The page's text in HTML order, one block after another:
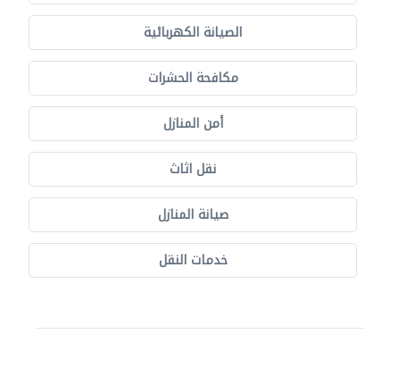
الصيانة الكهربائية
مكافحة الحشرات
أمن المنازل
نقل اثاث
صيانة المنازل
خدمات النقل